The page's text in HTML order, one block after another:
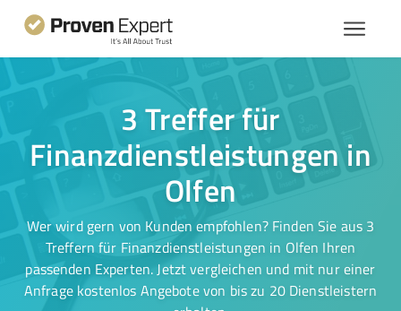
3 Treffer für
Finanzdienstleistungen in
Olfen
Wer wird gern von Kunden empfohlen? Finden Sie aus 3
Treffern für Finanzdienstleistungen in Olfen Ihren
passenden Experten. Jetzt vergleichen und mit nur einer
Anfrage kostenlos Angebote von bis zu 20 Dienstleistern